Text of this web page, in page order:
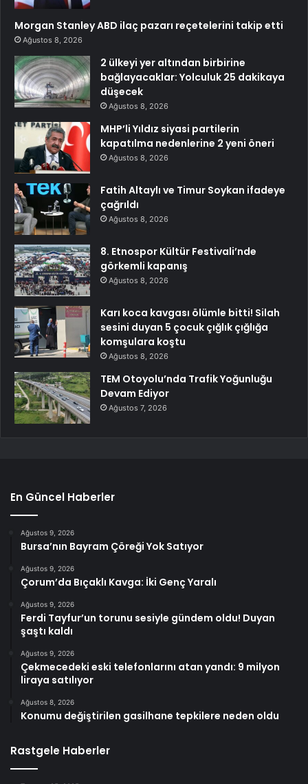
Morgan Stanley ABD ilaç pazarı reçetelerini takip etti
Ağustos 8, 2026
2 ülkeyi yer altından birbirine
bağlayacaklar: Yolculuk 25 dakikaya
düşecek
Ağustos 8, 2026
MHP’li Yıldız siyasi partilerin
kapatılma nedenlerine 2 yeni öneri
Ağustos 8, 2026
Fatih Altaylı ve Timur Soykan ifadeye
çağrıldı
Ağustos 8, 2026
8. Etnospor Kültür Festivali’nde
görkemli kapanış
Ağustos 8, 2026
Karı koca kavgası ölümle bitti! Silah
sesini duyan 5 çocuk çığlık çığlığa
komşulara koştu
Ağustos 8, 2026
TEM Otoyolu’nda Trafik Yoğunluğu
Devam Ediyor
Ağustos 7, 2026
En Güncel Haberler
Ağustos 9, 2026
Bursa’nın Bayram Çöreği Yok Satıyor
Ağustos 9, 2026
Çorum’da Bıçaklı Kavga: İki Genç Yaralı
Ağustos 9, 2026
Ferdi Tayfur’un torunu sesiyle gündem oldu! Duyan
şaştı kaldı
Ağustos 9, 2026
Çekmecedeki eski telefonlarını atan yandı: 9 milyon
liraya satılıyor
Ağustos 8, 2026
Konumu değiştirilen gasilhane tepkilere neden oldu
Rastgele Haberler